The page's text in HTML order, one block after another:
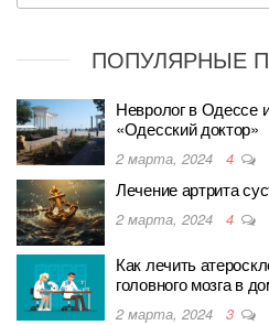
ПОПУЛЯРНЫЕ
Невролог в Одессе
«Одесский доктор»
2 марта, 2024 4
Лечение артрита
2 марта, 2024 4
Как лечить
головного мозга в
2 марта, 2024 3